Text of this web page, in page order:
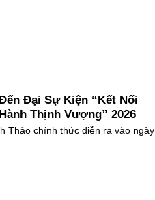
Đại Sự Kiện “Kết Nối
Thịnh Vượng” 2026
Thảo chính thức diễn ra vào ngày